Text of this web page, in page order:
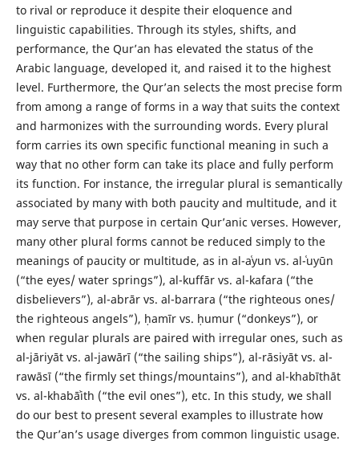
to rival or reproduce it despite their eloquence and
linguistic capabilities. Through its styles, shifts, and
performance, the Qur’an has elevated the status of the
Arabic language, developed it, and raised it to the highest
level. Furthermore, the Qur’an selects the most precise form
from among a range of forms in a way that suits the context
and harmonizes with the surrounding words. Every plural
form carries its own specific functional meaning in such a
way that no other form can take its place and fully perform
its function. For instance, the irregular plural is semantically
associated by many with both paucity and multitude, and it
may serve that purpose in certain Qur’anic verses. However,
many other plural forms cannot be reduced simply to the
meanings of paucity or multitude, as in al-aʿyun vs. al-ʿuyūn
(“the eyes/ water springs”), al-kuffār vs. al-kafara (“the
disbelievers”), al-abrār vs. al-barrara (“the righteous ones/
the righteous angels”), ḥamīr vs. ḥumur (“donkeys”), or
when regular plurals are paired with irregular ones, such as
al-jāriyāt vs. al-jawārī (“the sailing ships”), al-rāsiyāt vs. al-
rawāsī (“the firmly set things/mountains”), and al-khabīthāt
vs. al-khabāʾith (“the evil ones”), etc. In this study, we shall
do our best to present several examples to illustrate how
the Qur’an’s usage diverges from common linguistic usage.